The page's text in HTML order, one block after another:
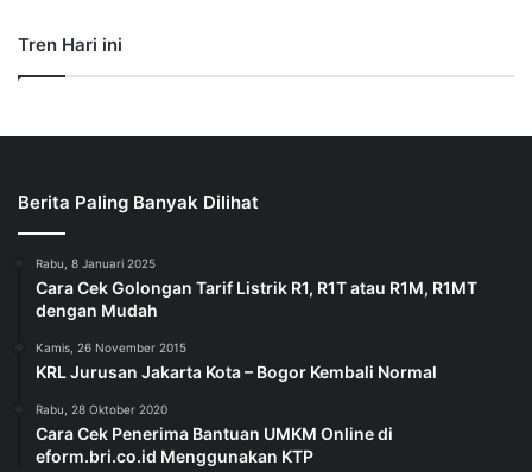
Tren Hari ini
Berita Paling Banyak Dilihat
Rabu, 8 Januari 2025
Cara Cek Golongan Tarif Listrik R1, R1T atau R1M, R1MT
dengan Mudah
Kamis, 26 November 2015
KRL Jurusan Jakarta Kota – Bogor Kembali Normal
Rabu, 28 Oktober 2020
Cara Cek Penerima Bantuan UMKM Online di
eform.bri.co.id Menggunakan KTP